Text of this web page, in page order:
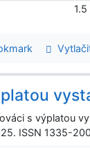
s výplatou
ISSN 1335-